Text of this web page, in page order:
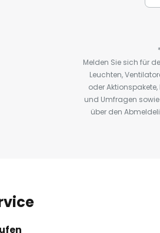
Melden Sie sich für
Leuchten,
oder
und Umfragen
über den